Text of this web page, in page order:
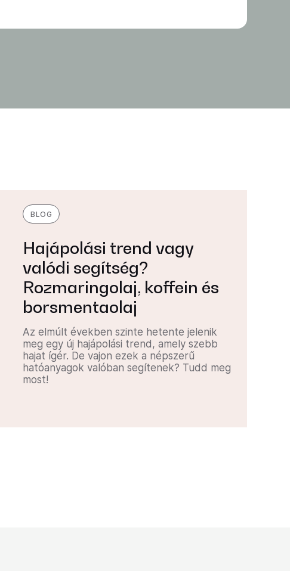
BLOG
Hajápolási trend vagy
valódi segítség?
Rozmaringolaj, koffein és
borsmentaolaj
Az elmúlt években szinte hetente jelenik
meg egy új hajápolási trend, amely szebb
hajat ígér. De vajon ezek a népszerű
hatóanyagok valóban segítenek? Tudd meg
most!